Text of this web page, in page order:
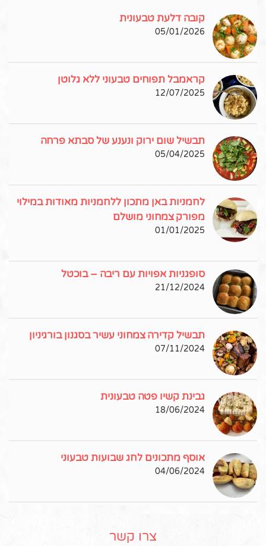
קובה דלעת טבעונית
05/01/2026
קראמבל תפוחים טבעוני ללא גלוטן
12/07/2025
תבשיל שום ירוק ונענע של סבתא פרחה
05/04/2025
לחמניות באן מתכון ללחמניות מאודות במילוי
מפורק צמחוני מושלם
01/01/2025
סופגניות אפויות עם ריבה – בוכטל
21/12/2024
תבשיל קדירה צמחוני עשיר בסגנון בורגיניון
07/11/2024
גבינת קשיו פטה טבעונית
18/06/2024
אוסף מתכונים לחג שבועות טבעוני
04/06/2024
צרו קשר